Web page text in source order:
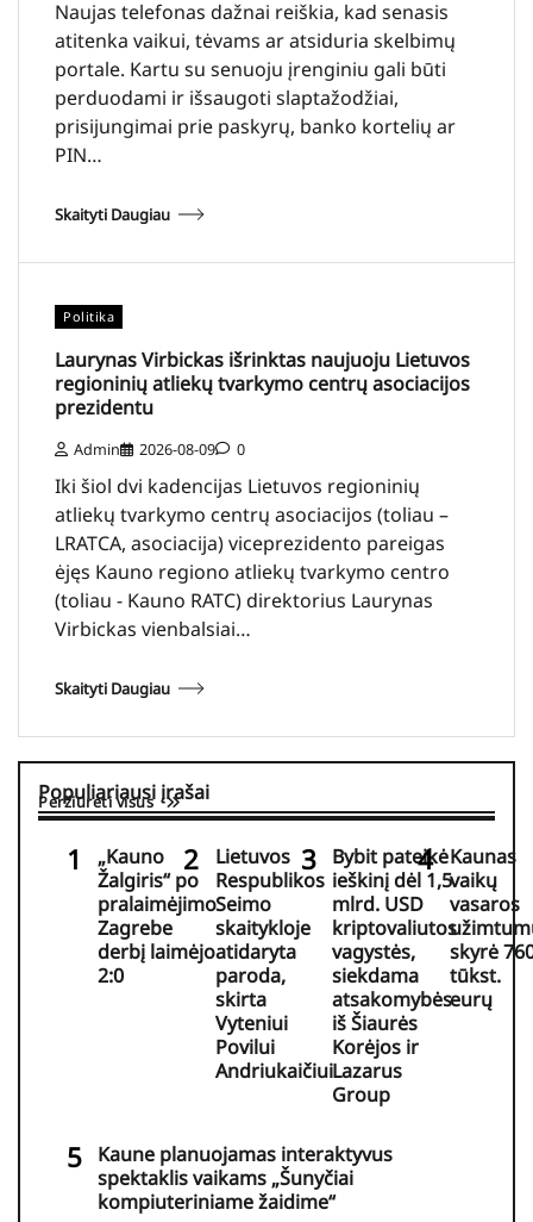
Naujas telefonas dažnai reiškia, kad senasis
atitenka vaikui, tėvams ar atsiduria skelbimų
portale. Kartu su senuoju įrenginiu gali būti
perduodami ir išsaugoti slaptažodžiai,
prisijungimai prie paskyrų, banko kortelių ar
PIN…
Skaityti Daugiau
Politika
Laurynas Virbickas išrinktas naujuoju Lietuvos
regioninių atliekų tvarkymo centrų asociacijos
prezidentu
Admin 2026-08-09 0
Iki šiol dvi kadencijas Lietuvos regioninių
atliekų tvarkymo centrų asociacijos (toliau –
LRATCA, asociacija) viceprezidento pareigas
ėjęs Kauno regiono atliekų tvarkymo centro
(toliau - Kauno RATC) direktorius Laurynas
Virbickas vienbalsiai…
Skaityti Daugiau
Populiariausi įrašai
Peržiūrėti visus
„Kauno
Žalgiris“ po
pralaimėjimo
Zagrebe
derbį laimėjo
2:0
Lietuvos
Respublikos
Seimo
skaitykloje
atidaryta
paroda,
skirta
Vyteniui
Povilui
Andriukaičiui
Bybit pateikė
ieškinį dėl 1,5
mlrd. USD
kriptovaliutos
vagystės,
siekdama
atsakomybės
iš Šiaurės
Korėjos ir
Lazarus
Group
Kaunas
vaikų
vasaros
skyrė
tūkst.
eurų
Kaune planuojamas interaktyvus
spektaklis vaikams „Šunyčiai
kompiuteriniame žaidime“